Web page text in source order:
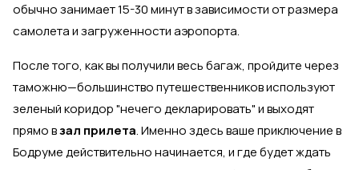
обычно занимает 15-30 минут в зависимости от размера
самолета и загруженности аэропорта.
После того, как вы получили весь багаж, пройдите через
таможню—большинство путешественников используют
зеленый коридор "нечего декларировать" и выходят
прямо взал прилета. Именно здесь ваше приключение в
Бодруме действительно начинается, и где будет ждать